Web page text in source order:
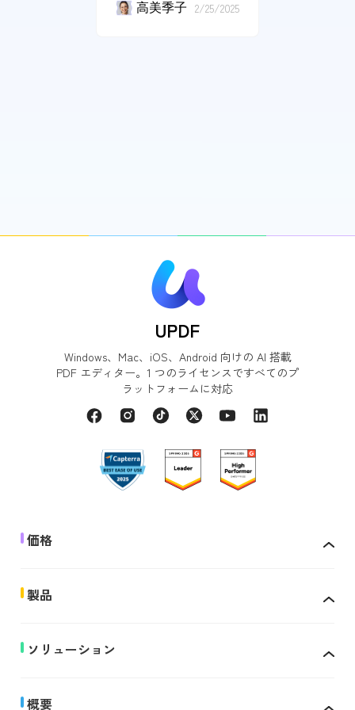
高美季子 2/25/2025
UPDF
Windows、Mac、iOS、Android 向けの AI 搭載
PDF エディター。1 つのライセンスですべてのプ
ラットフォームに対応
価格
製品
ソリューション
概要